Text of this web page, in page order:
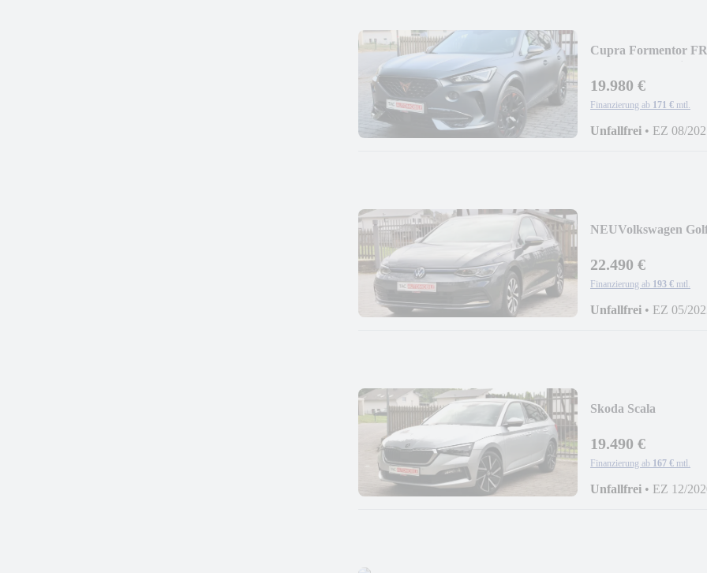
Cupra Formentor
19.980 €
Finanzierung ab 171 € mtl.
Unfallfrei • EZ 08/
NEUVolkswagen
22.490 €
Finanzierung ab 193 € mtl.
Unfallfrei • EZ 05/
Skoda Scala
19.490 €
Finanzierung ab 167 € mtl.
Unfallfrei • EZ 12/